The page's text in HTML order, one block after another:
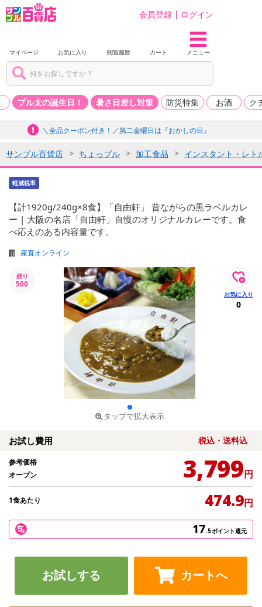
会員登録 ログイン
マイページ お気に入り 閲覧履歴 カート メニュー
プル太の誕生日！ 暑さ日差し対策 防災特集 お酒 ク
＼全品クーポン付き！／第二金曜日は『おかしの日』
サンプル百貨店 ちょっプル 加工食品 インスタント・レト
軽減税率
【計1920g/240g×8食】「自由軒」 昔ながらの黒ラベルカレ
ー | 大阪の名店「自由軒」自慢のオリジナルカレーです。食
べ応えのある内容量です。
産直オンライン
残り
500
タップで拡大表示
0
お試し費用 税込・送料込
参考価格
オープン
3,799円
1食あたり 474.9円
17.5ポイント還元
お試しする カートへ